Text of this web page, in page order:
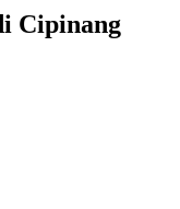
Cipinang